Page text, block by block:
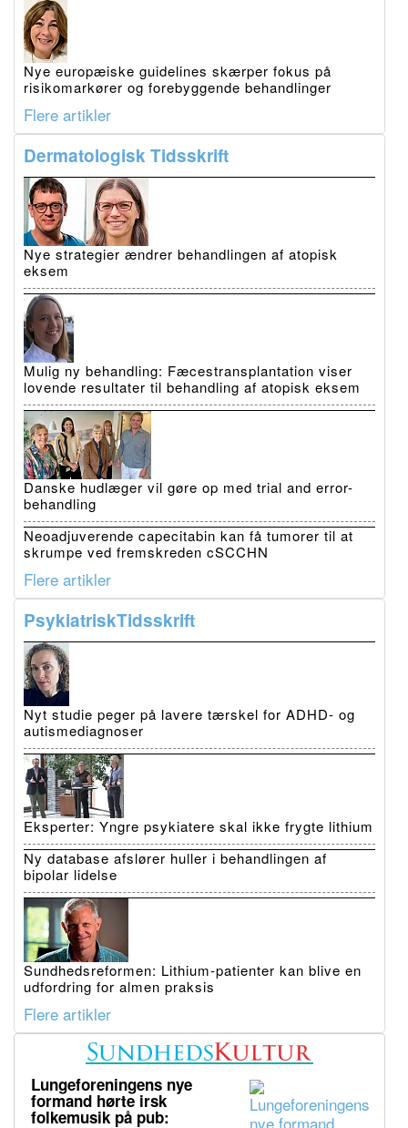
Nye europæiske guidelines skærper fokus på
risikomarkører og forebyggende behandlinger
Flere artikler
Dermatologisk Tidsskrift
Nye strategier ændrer behandlingen af atopisk
eksem
Mulig ny behandling: Fæcestransplantation viser
lovende resultater til behandling af atopisk eksem
Danske hudlæger vil gøre op med trial and error-
behandling
Neoadjuverende capecitabin kan få tumorer til at
skrumpe ved fremskreden cSCCHN
Flere artikler
PsykiatriskTidsskrift
Nyt studie peger på lavere tærskel for ADHD- og
autismediagnoser
Eksperter: Yngre psykiatere skal ikke frygte lithium
Ny database afslører huller i behandlingen af
bipolar lidelse
Sundhedsreformen: Lithium-patienter kan blive en
udfordring for almen praksis
Flere artikler
Lungeforeningens nye
formand hørte irsk
folkemusik på pub: